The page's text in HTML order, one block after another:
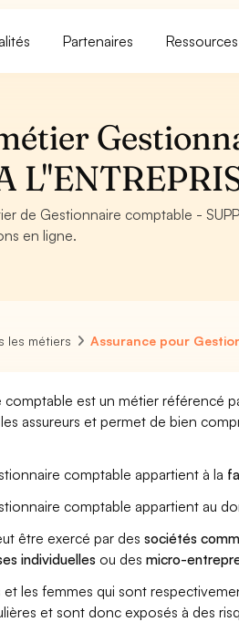
Partenaires Ressources
de Gestionnaire comptable -
en ligne.
les métiers Assurance pour
comptable est un métier référencé
assureurs et permet de bien
comptable appartient à la
comptable appartient au
être exercé par dessociétés
individuelles ou desmicro-
et les femmes qui sont
et sont donc exposés à des